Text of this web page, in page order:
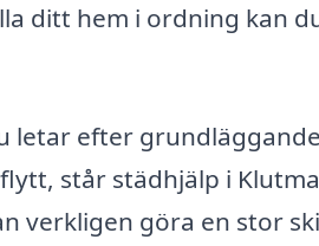
ditt hem i ordning kan
letar efter
står städhjälp i
verkligen göra en stor